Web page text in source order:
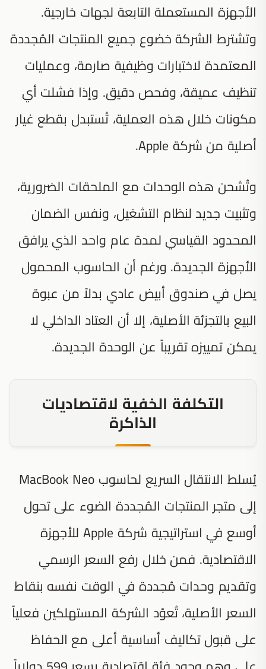
الأجهزة المستعملة التابعة لجهات خارجية.
وتشترط الشركة خضوع جميع المنتجات المُجددة
المعتمدة لاختبارات وظيفية صارمة، وعمليات
تنظيف عميقة، وفحص دقيق. وإذا فشلت أي
مكونات خلال هذه العملية، تُستبدل بقطع غيار
أصلية من شركة Apple.
وتُشحن هذه الوحدات مع الملحقات الضرورية،
وتثبيت جديد لنظام التشغيل، ونفس الضمان
المحدود القياسي لمدة عام واحد الذي يرافق
الأجهزة الجديدة. ورغم أن الحاسوب المحمول
يصل في صندوق أبيض عادي بدلاً من عبوة
البيع بالتجزئة الأصلية، إلا أن العتاد الداخلي لا
يمكن تمييزه تقريباً عن الوحدة الجديدة.
التكلفة الخفية لاقتصاديات
الذاكرة
يُسلط الانتقال السريع لحاسوب MacBook Neo
إلى متجر المنتجات المُجددة الضوء على تحول
أوسع في استراتيجية شركة Apple للأجهزة
الاقتصادية. فمن خلال رفع السعر الرسمي
وتقديم وحدات مُجددة في الوقت نفسه بنقاط
السعر الأصلية، تُعوّد الشركة المستهلكين فعلياً
على قبول تكاليف أساسية أعلى مع الحفاظ